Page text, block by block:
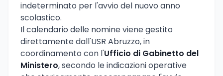
indeterminato per l'avvio del nuovo anno
scolastico.
Il calendario delle nomine viene gestito
direttamente dall'USR Abruzzo, in
coordinamento con l'Ufficio di Gabinetto del
Ministero, secondo le indicazioni operative